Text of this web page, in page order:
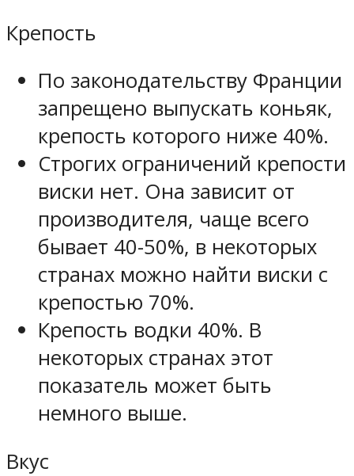
Крепость
По законодательству Франции
запрещено выпускать коньяк,
крепость которого ниже 40%.
Строгих ограничений крепости
виски нет. Она зависит от
производителя, чаще всего
бывает 40-50%, в некоторых
странах можно найти виски с
крепостью 70%.
Крепость водки 40%. В
некоторых странах этот
показатель может быть
немного выше.
Вкус